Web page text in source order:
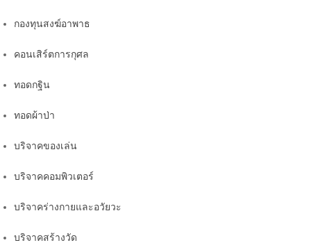
กองทุนสงฆ์อาพาธ
คอนเสิร์ตการกุศล
ทอดกฐิน
ทอดผ้าป่า
บริจาคของเล่น
บริจาคคอมพิวเตอร์
บริจาคร่างกายและอวัยวะ
บริจาคสร้างวัด